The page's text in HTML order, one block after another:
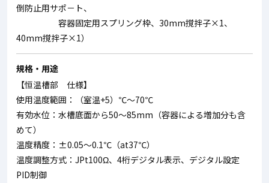
倒防止用サポ－ト、
容器固定用スプリング枠、30mm撹拌子×1、
40mm撹拌子×1）
規格・用途
【恒温槽部 仕様】
使用温度範囲：（室温+5）℃～70℃
有効水位：水槽底面から50～85mm（容器による増加分も含
めて）
温度精度：±0.05～0.1℃（at37℃）
温度調整方式：JPt100Ω、4桁デジタル表示、デジタル設定
PID制御